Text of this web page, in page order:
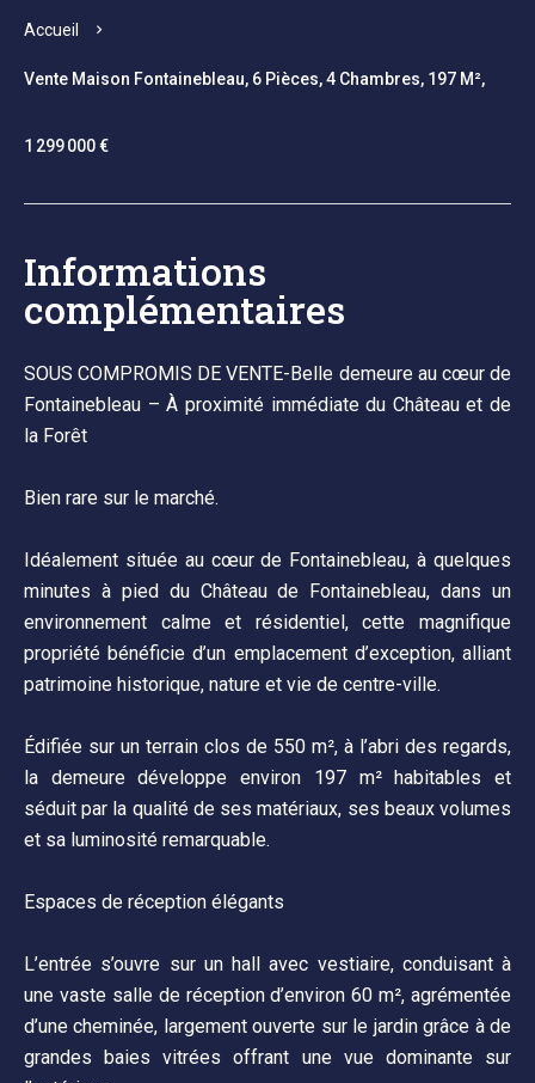
Accueil
Vente Maison Fontainebleau, 6 Pièces, 4 Chambres, 197 M²,
1 299 000 €
Informations
complémentaires
SOUS COMPROMIS DE VENTE-Belle demeure au cœur de
Fontainebleau – À proximité immédiate du Château et de
la Forêt
Bien rare sur le marché.
Idéalement située au cœur de Fontainebleau, à quelques
minutes à pied du Château de Fontainebleau, dans un
environnement calme et résidentiel, cette magnifique
propriété bénéficie d’un emplacement d’exception, alliant
patrimoine historique, nature et vie de centre-ville.
Édifiée sur un terrain clos de 550 m², à l’abri des regards,
la demeure développe environ 197 m² habitables et
séduit par la qualité de ses matériaux, ses beaux volumes
et sa luminosité remarquable.
Espaces de réception élégants
L’entrée s’ouvre sur un hall avec vestiaire, conduisant à
une vaste salle de réception d’environ 60 m², agrémentée
d’une cheminée, largement ouverte sur le jardin grâce à de
grandes baies vitrées offrant une vue dominante sur